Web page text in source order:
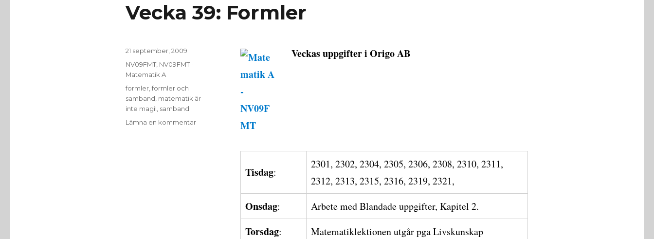
Vecka 39: Formler
Veckas uppgifter i Origo AB
Tisdag:
2301, 2302, 2304, 2305, 2306, 2308, 2310, 2311,
2312, 2313, 2315, 2316, 2319, 2321,
Onsdag: Arbete med Blandade uppgifter, Kapitel 2.
Torsdag: Matematiklektionen utgår pga Livskunskap
Publicerat
21 september, 2009
Kategorier
NV09FMT, NV09FMT -
Matematik A
Etiketter
formler, formler och
samband matematik är
inte magi! samband
Lämna en kommentartill